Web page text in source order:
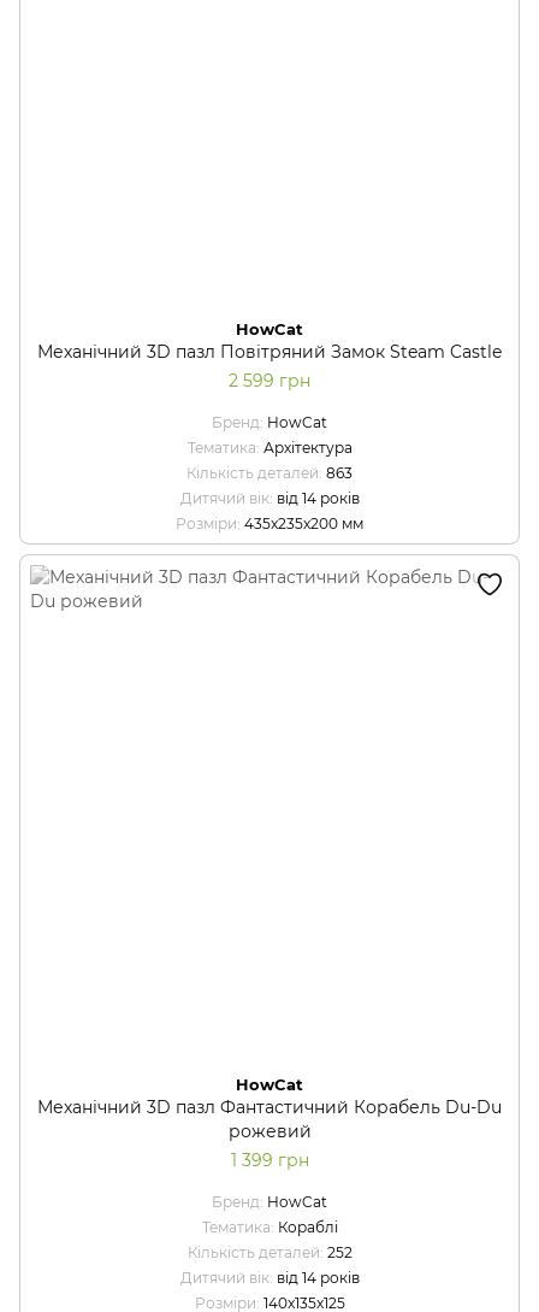
HowCat
Механічний 3D пазл Повітряний Замок Steam Castle
2 599 грн
Бренд HowCat
Тематика Архітектура
Кількість деталей 863
Дитячий вік від 14 років
Розміри 435x235x200 мм
HowCat
Механічний 3D пазл Фантастичний Корабель Du-Du
рожевий
1 399 грн
Бренд HowCat
Тематика Кораблі
Кількість деталей 252
Дитячий вік від 14 років
Розміри 140x135x125